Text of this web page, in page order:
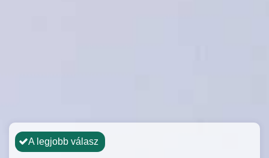
A legjobb válasz